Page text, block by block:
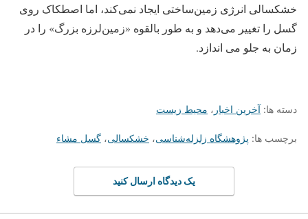
خشکسالی انرژی زمین‌ساختی ایجاد نمی‌کند، اما اصطکاک روی
گسل را تغییر می‌دهد و به طور بالقوه «زمین‌لرزه بزرگ» را در
زمان به جلو می اندازد.
دسته ها: آخرین اخبار ، محیط زیست
برچسب ها: پژوهشگاه زلزله‌شناسی، خشکسالی، گسل مشاء
یک دیدگاه ارسال کنید